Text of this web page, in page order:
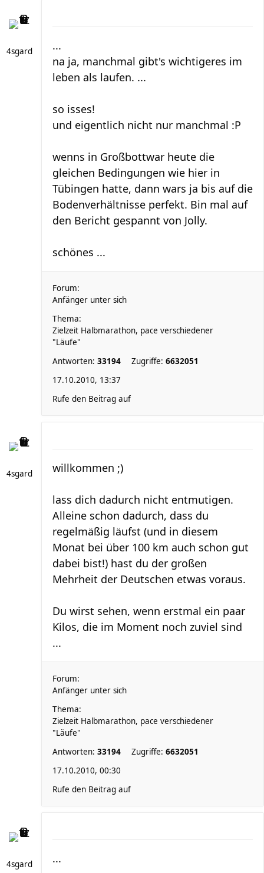
4sgard
...
na ja, manchmal gibt's wichtigeres im
leben als laufen. ...
so isses!
und eigentlich nicht nur manchmal :P
wenns in Großbottwar heute die
gleichen Bedingungen wie hier in
Tübingen hatte, dann wars ja bis auf die
Bodenverhältnisse perfekt. Bin mal auf
den Bericht gespannt von Jolly.
schönes ...
Forum:
Anfänger unter sich
Thema:
Zielzeit Halbmarathon, pace verschiedener
"Läufe"
Antworten: 33194 Zugriffe: 6632051
17.10.2010, 13:37
Rufe den Beitrag auf
4sgard willkommen ;)
lass dich dadurch nicht entmutigen.
Alleine schon dadurch, dass du
regelmäßig läufst (und in diesem
Monat bei über 100 km auch schon gut
dabei bist!) hast du der großen
Mehrheit der Deutschen etwas voraus.
Du wirst sehen, wenn erstmal ein paar
Kilos, die im Moment noch zuviel sind
...
Forum:
Anfänger unter sich
Thema:
Zielzeit Halbmarathon, pace verschiedener
"Läufe"
Antworten: 33194 Zugriffe: 6632051
17.10.2010, 00:30
Rufe den Beitrag auf
4sgard ...